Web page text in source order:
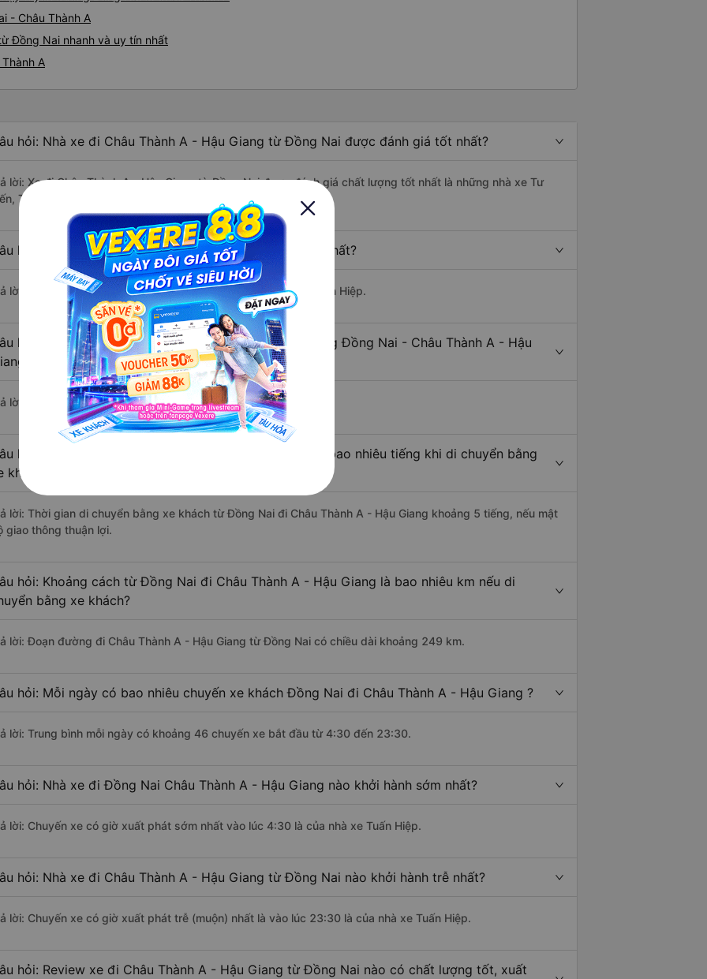
- Châu Thành A
Đồng Nai nhanh và uy tín nhất
A
hỏi: Nhà xe đi Châu Thành A - Hậu Giang từ Đồng Nai được đánh giá tốt nhất?
lời: Xe đi Châu Thành A - Hậu Giang từ Đồng Nai được đánh giá chất lượng tốt nhất là những nhà xe Tư
Tân Niên, Tuấn Hiệp.
hỏi: Xe nào đi Châu Thành A - Hậu Giang có giá rẻ nhất?
lời: Vé xe rẻ nhất có mức giá là 300.000 đồng của nhà xe Tuấn Hiệp.
hỏi: Có bao nhiêu nhà xe đang khai thác tuyến đường Đồng Nai - Châu Thành A - Hậu
?
lời: Hiện tại có 4 nhà xe khai thác tuyến đường.
hỏi: Từ Đồng Nai đi Châu Thành A - Hậu Giang mất bao nhiêu tiếng khi di chuyển bằng
khách?
lời: Thời gian di chuyển bằng xe khách từ Đồng Nai đi Châu Thành A - Hậu Giang khoảng 5 tiếng, nếu mật
giao thông thuận lợi.
hỏi: Khoảng cách từ Đồng Nai đi Châu Thành A - Hậu Giang là bao nhiêu km nếu di
bằng xe khách?
lời: Đoạn đường đi Châu Thành A - Hậu Giang từ Đồng Nai có chiều dài khoảng 249 km.
hỏi: Mỗi ngày có bao nhiêu chuyến xe khách Đồng Nai đi Châu Thành A - Hậu Giang ?
lời: Trung bình mỗi ngày có khoảng 46 chuyến xe bắt đầu từ 4:30 đến 23:30.
hỏi: Nhà xe đi Đồng Nai Châu Thành A - Hậu Giang nào khởi hành sớm nhất?
lời: Chuyến xe có giờ xuất phát sớm nhất vào lúc 4:30 là của nhà xe Tuấn Hiệp.
hỏi: Nhà xe đi Châu Thành A - Hậu Giang từ Đồng Nai nào khởi hành trễ nhất?
lời: Chuyến xe có giờ xuất phát trễ (muộn) nhất là vào lúc 23:30 là của nhà xe Tuấn Hiệp.
hỏi: Review xe đi Châu Thành A - Hậu Giang từ Đồng Nai nào có chất lượng tốt, xuất